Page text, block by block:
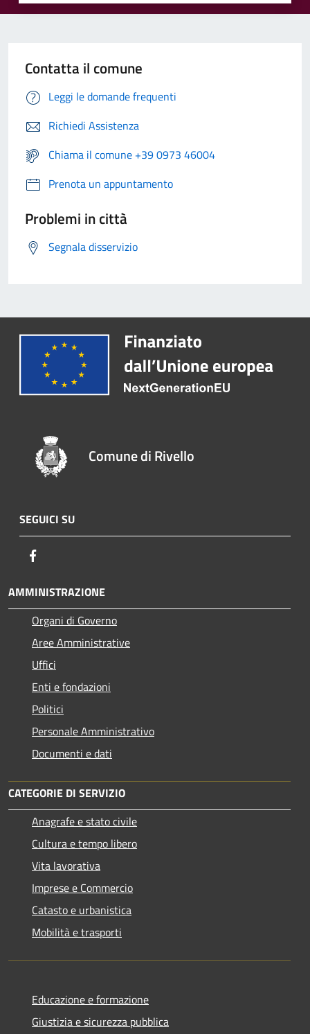
Contatta il comune
Leggi le domande frequenti
Richiedi Assistenza
Chiama il comune +39 0973 46004
Prenota un appuntamento
Problemi in città
Segnala disservizio
Comune di Rivello
SEGUICI SU
AMMINISTRAZIONE
Organi di Governo
Aree Amministrative
Uffici
Enti e fondazioni
Politici
Personale Amministrativo
Documenti e dati
CATEGORIE DI SERVIZIO
Anagrafe e stato civile
Cultura e tempo libero
Vita lavorativa
Imprese e Commercio
Catasto e urbanistica
Mobilità e trasporti
Educazione e formazione
Giustizia e sicurezza pubblica